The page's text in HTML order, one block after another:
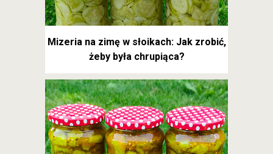
Mizeria na zimę w słoikach: Jak zrobić,
żeby była chrupiąca?